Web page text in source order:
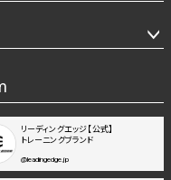
リーディングエッジ【公式】
トレーニングブランド
@leadingedge.jp